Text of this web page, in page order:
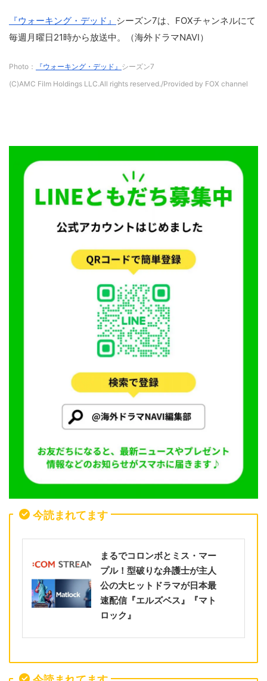
『ウォーキング・デッド』 シーズン7は、FOXチャンネルにて
毎週月曜日21時から放送中。（海外ドラマNAVI）
Photo： 『ウォーキング・デッド』 シーズン7
(C)AMC Film Holdings LLC.All rights reserved./Provided by FOX channel
今読まれてます
まるでコロンボとミス・マー
プル！型破りな弁護士が主人
公の大ヒットドラマが日本最
速配信『エルズベス』『マト
ロック』